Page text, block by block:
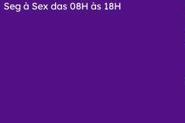
Seg à Sex das 08H às 18H